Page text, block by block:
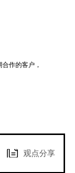
作的客户，
观点分享